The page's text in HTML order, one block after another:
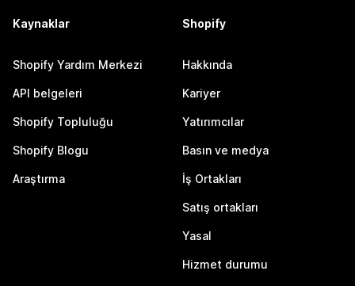
Kaynaklar
Shopify Yardım Merkezi
API belgeleri
Shopify Topluluğu
Shopify Blogu
Araştırma
Shopify
Hakkında
Kariyer
Yatırımcılar
Basın ve medya
İş Ortakları
Satış ortakları
Yasal
Hizmet durumu